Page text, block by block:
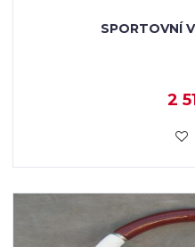
SPORTOVNÍ
2